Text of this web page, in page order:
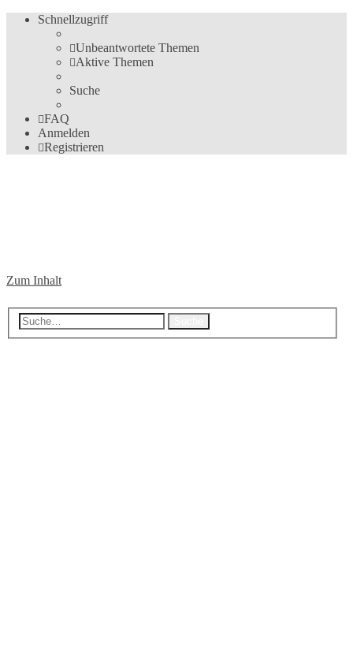
Schnellzugriff
Unbeantwortete Themen
Aktive Themen
Suche
FAQ
Anmelden
Registrieren
Zum Inhalt